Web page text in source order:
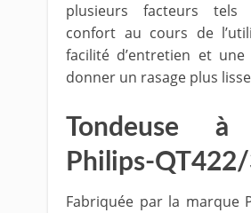
plusieurs facteurs tels
confort au cours de
facilité d’entretien et
donner un rasage plus
Tondeuse à
Philips-
Fabriquée par la marque